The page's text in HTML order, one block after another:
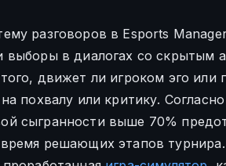
разговоров в Esports
выборы в диалогах со скрытым
движет ли игроком эго или
на похвалу или критику.
сыгранности выше 70%
решающих этапов турнира.